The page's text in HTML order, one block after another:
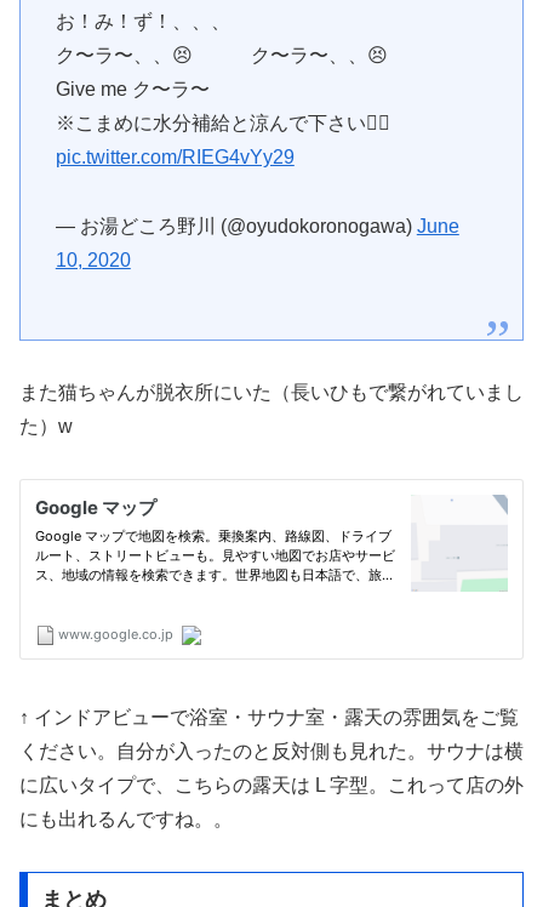
お！み！ず！、、、
ク〜ラ〜、、😣 ク〜ラ〜、、😣
Give me ク〜ラ〜
※こまめに水分補給と涼んで下さい🙇‍♀️
pic.twitter.com/RIEG4vYy29
— お湯どころ野川 (@oyudokoronogawa) June
10, 2020
また猫ちゃんが脱衣所にいた（長いひもで繋がれていまし
た）w
↑ インドアビューで浴室・サウナ室・露天の雰囲気をご覧
ください。自分が入ったのと反対側も見れた。サウナは横
に広いタイプで、こちらの露天は L 字型。これって店の外
にも出れるんですね。。
まとめ